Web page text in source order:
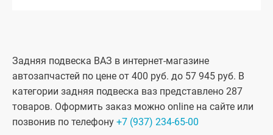
Задняя подвеска ВАЗ в интернет-магазине
автозапчастей по цене от 400 руб. до 57 945 руб. В
категории задняя подвеска ваз представлено 287
товаров. Оформить заказ можно online на сайте или
позвонив по телефону +7 (937) 234-65-00